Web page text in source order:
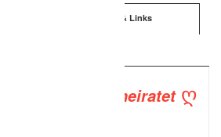
Details & Links
~ fast verheiratetღ